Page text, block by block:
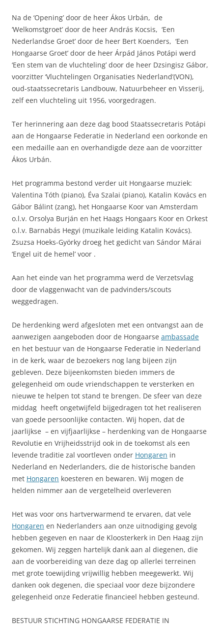
Na de ‘Opening’ door de heer Ákos Urbán, de
‘Welkomstgroet’ door de heer András Kocsis, ‘Een
Nederlandse Groet’ door de heer Bert Koenders, ‘Een
Hongaarse Groet’ door de heer Árpád János Potápi werd
‘Een stem van de vluchteling’ door de heer Dzsingisz Gábor,
voorzitter ‘Vluchtelingen Organisaties Nederland’(VON),
oud-staatssecretaris Landbouw, Natuurbeheer en Visserij,
zelf een vluchteling uit 1956, voorgedragen.
Ter herinnering aan deze dag bood Staatssecretaris Potápi
aan de Hongaarse Federatie in Nederland een oorkonde en
een medaille aan en overhandigde deze aan de voorzitter
Ákos Urbán.
Het programma bestond verder uit Hongaarse muziek:
Valentina Tóth (piano), Éva Szalai (piano), Katalin Kovács en
Gábor Bálint (zang), het Hongaarse Koor van Amsterdam
o.l.v. Orsolya Burján en het Haags Hongaars Koor en Orkest
o.l.v. Barnabás Hegyi (muzikale leiding Katalin Kovács).
Zsuzsa Hoeks-Györky droeg het gedicht van Sándor Márai
‘Engel uit de hemel’ voor .
Aan het einde van het programma werd de Verzetsvlag
door de vlaggenwacht van de padvinders/scouts
weggedragen.
De herdenking werd afgesloten met een ontvangst aan de
aanwezigen aangeboden door de Hongaarse ambassade
en het bestuur van de Hongaarse Federatie in Nederland
in de kerk, waar de bezoekers nog lang bijeen zijn
gebleven. Deze bijeenkomsten bieden immers de
gelegenheid om oude vriendschappen te versterken en
nieuwe te helpen tot stand te brengen. De sfeer van deze
middag heeft ongetwijfeld bijgedragen tot het realiseren
van goede persoonlijke contacten. Wij hopen, dat de
jaarlijkse – en vijfjaarlijkse – herdenking van de Hongaarse
Revolutie en Vrijheidsstrijd ook in de toekomst als een
levende traditie zal voortleven onder Hongaren in
Nederland en Nederlanders, die de historische banden
met Hongaren koesteren en bewaren. Wij mogen de
helden nimmer aan de vergetelheid overleveren
Het was voor ons hartverwarmend te ervaren, dat vele
Hongaren en Nederlanders aan onze uitnodiging gevolg
hebben gegeven en naar de Kloosterkerk in Den Haag zijn
gekomen. Wij zeggen hartelijk dank aan al diegenen, die
aan de voorbereiding van deze dag op allerlei terreinen
met grote toewijding vrijwillig hebben meegewerkt. Wij
danken ook degenen, die speciaal voor deze bijzondere
gelegenheid onze Federatie financieel hebben gesteund.
BESTUUR STICHTING HONGAARSE FEDERATIE IN